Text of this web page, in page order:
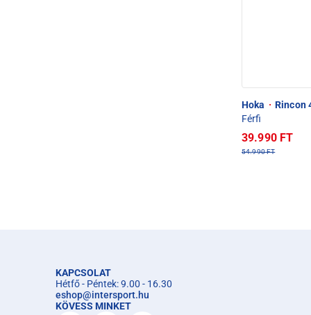
Hoka · Rincon
Férfi
39.990 FT
54.990 FT
KAPCSOLAT
Hétfő - Péntek: 9.00 - 16.30
eshop@intersport.hu
KÖVESS MINKET